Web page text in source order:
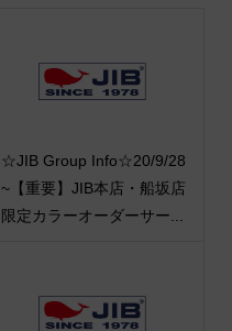
☆JIB Group Info☆20/9/28
~【重要】JIB本店・船坂店
限定カラーオーダーサー...